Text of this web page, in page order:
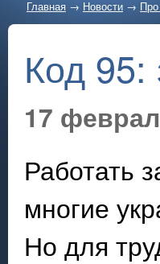
Главная → Новости →
Код 95:
17
Работать
многие
Но для